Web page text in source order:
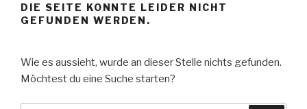
DIE SEITE KONNTE LEIDER NICHT
GEFUNDEN WERDEN.
Wie es aussieht, wurde an dieser Stelle nichts gefunden.
Möchtest du eine Suche starten?